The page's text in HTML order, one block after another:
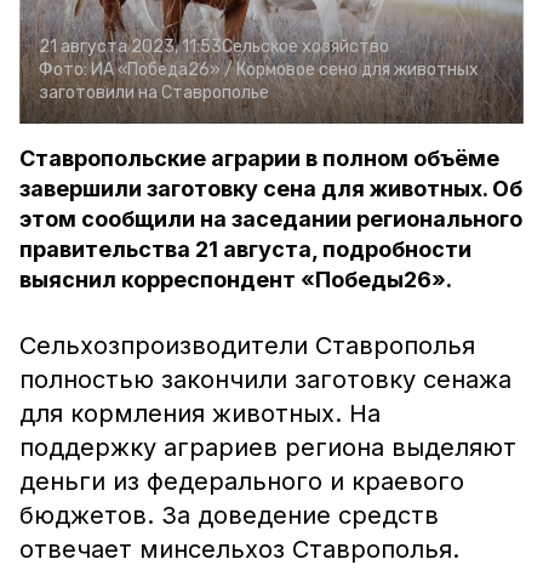
21 августа 2023, 11:53Сельское хозяйство
Фото:ИА «Победа26» / Кормовое сено для животных
заготовили на Ставрополье
Ставропольские аграрии в полном объёме
завершили заготовку сена для животных. Об
этом сообщили на заседании регионального
правительства 21 августа, подробности
выяснил корреспондент «Победы26».
Сельхозпроизводители Ставрополья
полностью закончили заготовку сенажа
для кормления животных. На
поддержку аграриев региона выделяют
деньги из федерального и краевого
бюджетов. За доведение средств
отвечает минсельхоз Ставрополья.